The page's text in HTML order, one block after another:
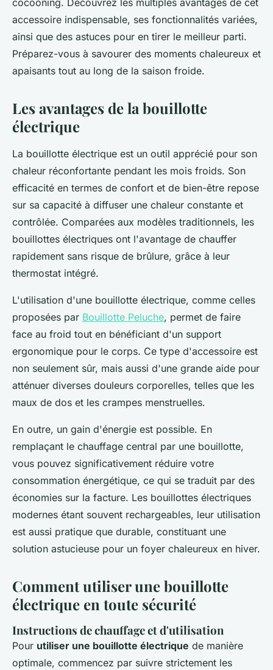
cocooning. Découvrez les multiples avantages de cet
accessoire indispensable, ses fonctionnalités variées,
ainsi que des astuces pour en tirer le meilleur parti.
Préparez-vous à savourer des moments chaleureux et
apaisants tout au long de la saison froide.
Les avantages de la bouillotte
électrique
La bouillotte électrique est un outil apprécié pour son
chaleur réconfortante pendant les mois froids. Son
efficacité en termes de confort et de bien-être repose
sur sa capacité à diffuser une chaleur constante et
contrôlée. Comparées aux modèles traditionnels, les
bouillottes électriques ont l'avantage de chauffer
rapidement sans risque de brûlure, grâce à leur
thermostat intégré.
L'utilisation d'une bouillotte électrique, comme celles
proposées par Bouillotte Peluche, permet de faire
face au froid tout en bénéficiant d'un support
ergonomique pour le corps. Ce type d'accessoire est
non seulement sûr, mais aussi d'une grande aide pour
atténuer diverses douleurs corporelles, telles que les
maux de dos et les crampes menstruelles.
En outre, un gain d'énergie est possible. En
remplaçant le chauffage central par une bouillotte,
vous pouvez significativement réduire votre
consommation énergétique, ce qui se traduit par des
économies sur la facture. Les bouillottes électriques
modernes étant souvent rechargeables, leur utilisation
est aussi pratique que durable, constituant une
solution astucieuse pour un foyer chaleureux en hiver.
Comment utiliser une bouillotte
électrique en toute sécurité
Instructions de chauffage et d'utilisation
Pour utiliser une bouillotte électrique de manière
optimale, commencez par suivre strictement les